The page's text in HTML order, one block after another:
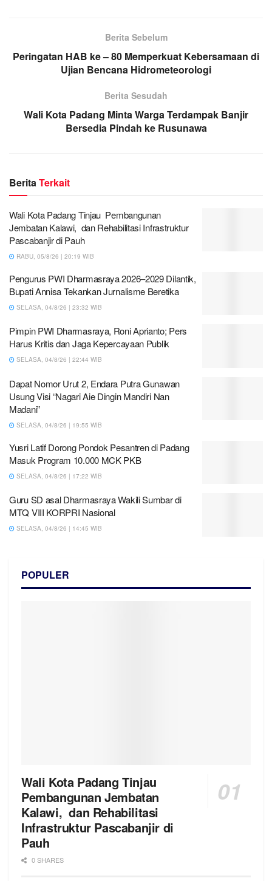
Berita Sebelum
Peringatan HAB ke – 80 Memperkuat Kebersamaan di
Ujian Bencana Hidrometeorologi
Berita Sesudah
Wali Kota Padang Minta Warga Terdampak Banjir
Bersedia Pindah ke Rusunawa
BeritaTerkait
Wali Kota Padang Tinjau Pembangunan
Jembatan Kalawi, dan Rehabilitasi Infrastruktur
Pascabanjir di Pauh
RABU, 05/8/26 | 20:19 WIB
Pengurus PWI Dharmasraya 2026–2029 Dilantik,
Bupati Annisa Tekankan Jurnalisme Beretika
SELASA, 04/8/26 | 23:32 WIB
Pimpin PWI Dharmasraya, Roni Aprianto; Pers
Harus Kritis dan Jaga Kepercayaan Publik
SELASA, 04/8/26 | 22:44 WIB
Dapat Nomor Urut 2, Endara Putra Gunawan
Usung Visi “Nagari Aie Dingin Mandiri Nan
Madani”
SELASA, 04/8/26 | 19:55 WIB
Yusri Latif Dorong Pondok Pesantren di Padang
Masuk Program 10.000 MCK PKB
SELASA, 04/8/26 | 17:22 WIB
Guru SD asal Dharmasraya Wakili Sumbar di
MTQ VIII KORPRI Nasional
SELASA, 04/8/26 | 14:45 WIB
POPULER
Wali Kota Padang Tinjau
Pembangunan Jembatan
Kalawi, dan Rehabilitasi
Infrastruktur Pascabanjir di
Pauh
0 SHARES